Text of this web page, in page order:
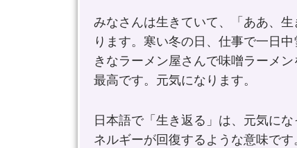
みなさんは生きていて、「ああ、
ります。寒い冬の日、仕事で一日
きなラーメン屋さんで味噌ラーメ
最高です。元気になります。
日本語で「生き返る」は、元気に
ネルギーが回復するような意味です